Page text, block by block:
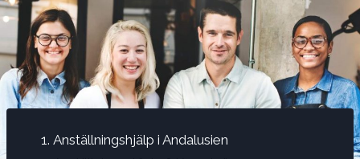
Anställningshjälp i Andalusien